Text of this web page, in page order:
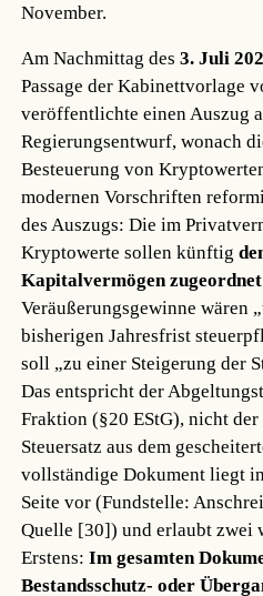
November.
Am Nachmittag des3. Juli
Passage der Kabinettvorlage
veröffentlichte einen Auszug
Regierungsentwurf, wonach
Besteuerung von
modernen Vorschriften
des Auszugs: Die im
Kryptowerte sollen künftig
Kapitalvermögen zugeordnet
Veräußerungsgewinne wären
bisherigen Jahresfrist
soll „zu einer Steigerung der
Das entspricht der
Fraktion (§20 EStG), nicht
Steuersatz aus dem
vollständige Dokument liegt
Seite vor (Fundstelle:
Quelle [30]) und erlaubt zwei
Erstens:Im gesamten
Bestandsschutz- oder